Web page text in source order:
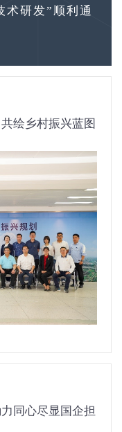
助力深圳实践升级
绘乡村振兴蓝图
同心尽显国企担